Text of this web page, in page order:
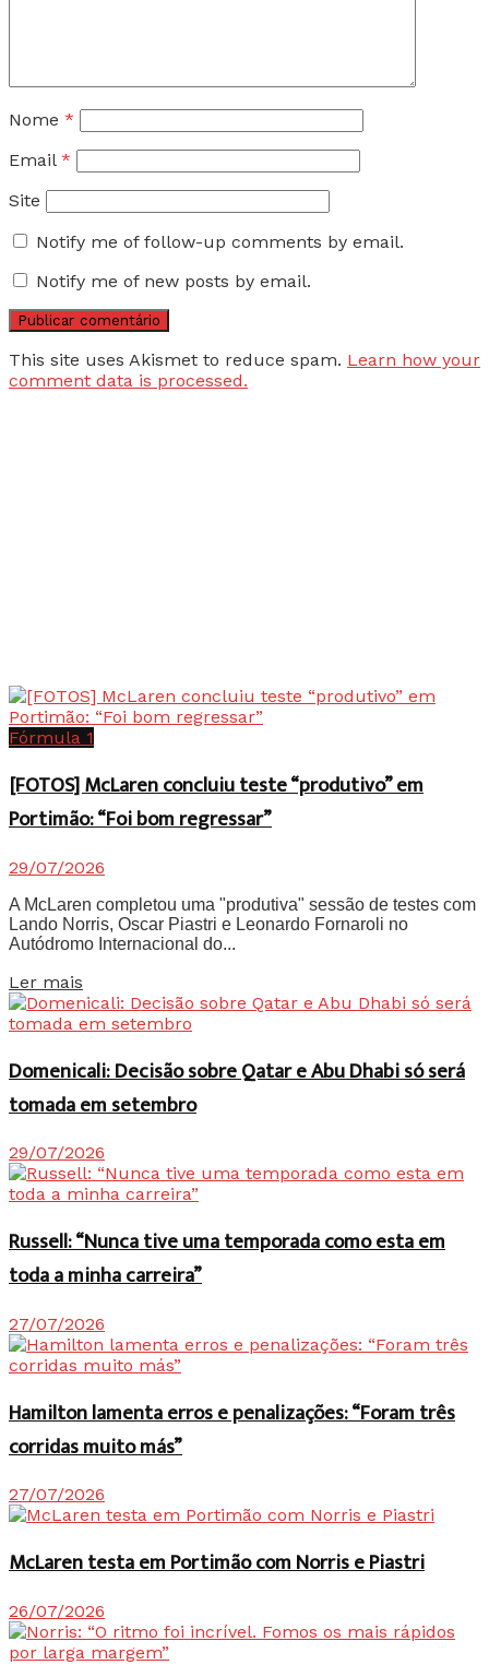
Nome *
Email *
Site
Notify me of follow-up comments by email.
Notify me of new posts by email.
This site uses Akismet to reduce spam. Learn how your
comment data is processed.
Fórmula 1
[FOTOS] McLaren concluiu teste “produtivo” em
Portimão: “Foi bom regressar”
29/07/2026
A McLaren completou uma "produtiva" sessão de testes com
Lando Norris, Oscar Piastri e Leonardo Fornaroli no
Autódromo Internacional do...
Ler mais
Domenicali: Decisão sobre Qatar e Abu Dhabi só será
tomada em setembro
29/07/2026
Russell: “Nunca tive uma temporada como esta em
toda a minha carreira”
27/07/2026
Hamilton lamenta erros e penalizações: “Foram três
corridas muito más”
27/07/2026
McLaren testa em Portimão com Norris e Piastri
26/07/2026